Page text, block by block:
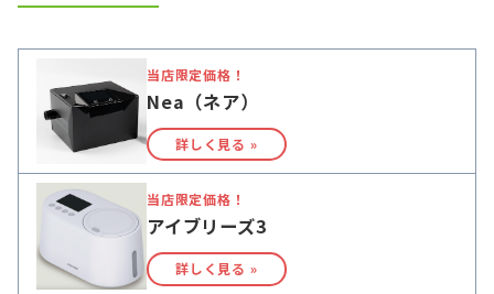
当店限定価格！
Nea（ネア）
詳しく見る »
当店限定価格！
アイブリーズ3
詳しく見る »